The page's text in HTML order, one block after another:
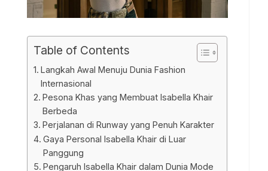
Table of Contents
Langkah Awal Menuju Dunia Fashion
Internasional
Pesona Khas yang Membuat Isabella Khair
Berbeda
Perjalanan di Runway yang Penuh Karakter
Gaya Personal Isabella Khair di Luar
Panggung
Pengaruh Isabella Khair dalam Dunia Mode